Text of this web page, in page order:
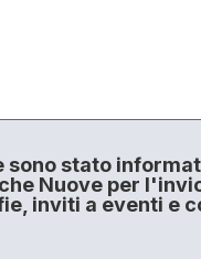
sono stato
Nuove per
inviti a eventi e